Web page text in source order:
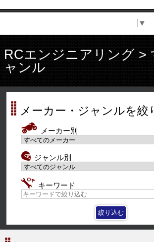
▼
RCエンジニアリング >
ャンル
メーカー・ジャンルを絞
メーカー別
ジャンル別
キーワード